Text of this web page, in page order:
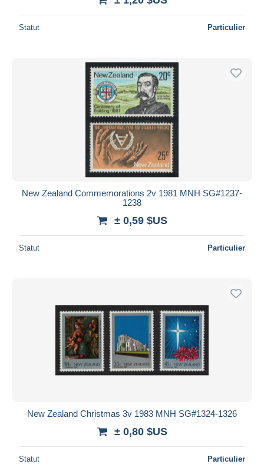
Statut Particulier
New Zealand Commemorations 2v 1981 MNH SG#1237-
1238
± 0,59 $US
Statut Particulier
New Zealand Christmas 3v 1983 MNH SG#1324-1326
± 0,80 $US
Statut Particulier